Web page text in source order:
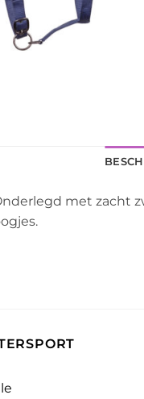
met zacht